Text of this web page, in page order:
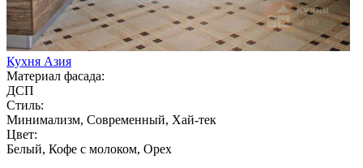
Кухня Азия
Материал фасада:
ДСП
Стиль:
Минимализм, Современный, Хай-тек
Цвет:
Белый, Кофе с молоком, Орех